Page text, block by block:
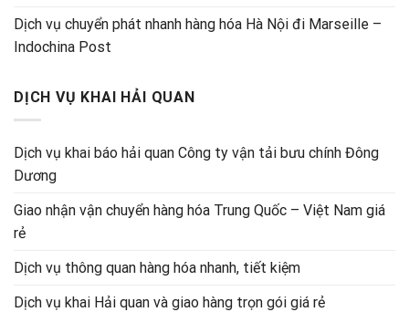
Dịch vụ chuyển phát nhanh hàng hóa Hà Nội đi Marseille –
Indochina Post
DỊCH VỤ KHAI HẢI QUAN
Dịch vụ khai báo hải quan Công ty vận tải bưu chính Đông
Dương
Giao nhận vận chuyển hàng hóa Trung Quốc – Việt Nam giá
rẻ
Dịch vụ thông quan hàng hóa nhanh, tiết kiệm
Dịch vụ khai Hải quan và giao hàng trọn gói giá rẻ